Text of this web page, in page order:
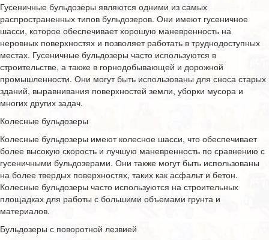
Гусеничные бульдозеры являются одними из самых
распространенных типов бульдозеров. Они имеют гусеничное
шасси, которое обеспечивает хорошую маневренность на
неровных поверхностях и позволяет работать в труднодоступных
местах. Гусеничные бульдозеры часто используются в
строительстве, а также в горнодобывающей и дорожной
промышленности. Они могут быть использованы для сноса старых
зданий, выравнивания поверхностей земли, уборки мусора и
многих других задач.
Колесные бульдозеры
Колесные бульдозеры имеют колесное шасси, что обеспечивает
более высокую скорость и лучшую маневренность по сравнению с
гусеничными бульдозерами. Они также могут быть использованы
на более твердых поверхностях, таких как асфальт и бетон.
Колесные бульдозеры часто используются на строительных
площадках для работы с большими объемами грунта и
материалов.
Бульдозеры с поворотной лезвией